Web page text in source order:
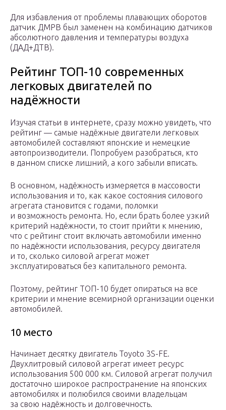
Для избавления от проблемы плавающих оборотов
датчик ДМРВ был заменен на комбинацию датчиков
абсолютного давления и температуры воздуха
(ДАД+ДТВ).
Рейтинг ТОП-10 современных
легковых двигателей по
надёжности
Изучая статьи в интернете, сразу можно увидеть, что
рейтинг — самые надёжные двигатели легковых
автомобилей составляют японские и немецкие
автопроизводители. Попробуем разобраться, кто
в данном списке лишний, а кого забыли вписать.
В основном, надёжность измеряется в массовости
использования и то, как какое состояния силового
агрегата становится с годами, поломки
и возможность ремонта. Но, если брать более узкий
критерий надёжности, то стоит прийти к мнению,
что с рейтинг стоит включать автомобили именно
по надёжности использования, ресурсу двигателя
и то, сколько силовой агрегат может
эксплуатироваться без капитального ремонта.
Поэтому, рейтинг ТОП-10 будет опираться на все
критерии и мнение всемирной организации оценки
автомобилей.
10 место
Начинает десятку двигатель Toyoto 3S-FE.
Двухлитровый силовой агрегат имеет ресурс
использования 500 000 км. Силовой агрегат получил
достаточно широкое распространение на японских
автомобилях и полюбился своими владельцам
за свою надёжность и долговечность.